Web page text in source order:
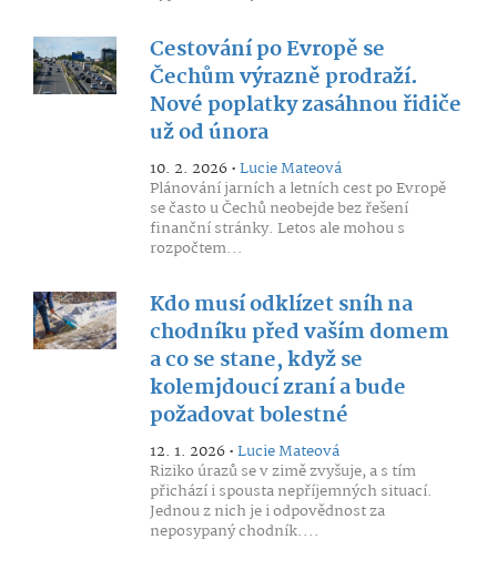
Cestování po Evropě se
Čechům výrazně prodraží.
Nové poplatky zasáhnou řidiče
už od února
10. 2. 2026 •Lucie Mateová
Plánování jarních a letních cest po Evropě
se často u Čechů neobejde bez řešení
finanční stránky. Letos ale mohou s
rozpočtem...
Kdo musí odklízet sníh na
chodníku před vaším domem
a co se stane, když se
kolemjdoucí zraní a bude
požadovat bolestné
12. 1. 2026 •Lucie Mateová
Riziko úrazů se v zimě zvyšuje, a s tím
přichází i spousta nepříjemných situací.
Jednou z nich je i odpovědnost za
neposypaný chodník....